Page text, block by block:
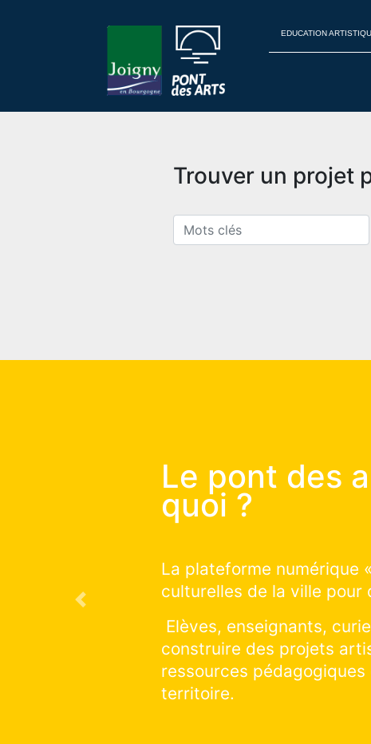
EDUCATION
Trouver un projet
Le pont
comment
Vous souhaitez
qui auront lieu sur le
Vous souhaitez
sur la saison en
cliquer et explorer
Previous